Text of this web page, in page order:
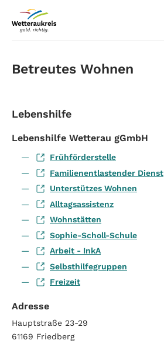
Betreutes Wohnen
Lebenshilfe
Lebenshilfe Wetterau gGmbH
Frühförderstelle
Familienentlastender Dienst
Unterstützes Wohnen
Alltagsassistenz
Wohnstätten
Sophie-Scholl-Schule
Arbeit - InkA
Selbsthilfegruppen
Freizeit
Adresse
Hauptstraße 23-29
61169 Friedberg